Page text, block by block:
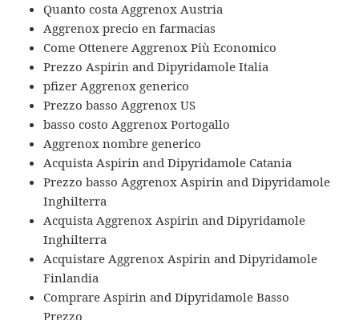
Quanto costa Aggrenox Austria
Aggrenox precio en farmacias
Come Ottenere Aggrenox Più Economico
Prezzo Aspirin and Dipyridamole Italia
pfizer Aggrenox generico
Prezzo basso Aggrenox US
basso costo Aggrenox Portogallo
Aggrenox nombre generico
Acquista Aspirin and Dipyridamole Catania
Prezzo basso Aggrenox Aspirin and Dipyridamole
Inghilterra
Acquista Aggrenox Aspirin and Dipyridamole
Inghilterra
Acquistare Aggrenox Aspirin and Dipyridamole
Finlandia
Comprare Aspirin and Dipyridamole Basso
Prezzo